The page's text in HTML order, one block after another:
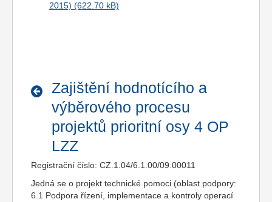
2015)
Zajištění hodnotícího a
výběrového procesu
projektů prioritní osy 4 OP
LZZ
Registrační číslo: CZ.1.04/6.1.00/09.00011
Jedná se o projekt technické pomoci (oblast podpory:
6.1 Podpora řízení, implementace a kontroly operací